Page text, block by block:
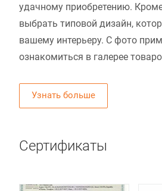
удачному приобретению.
выбрать типовой дизайн,
вашему интерьеру. С фото
ознакомиться в галерее
Узнать больше
Сертификаты